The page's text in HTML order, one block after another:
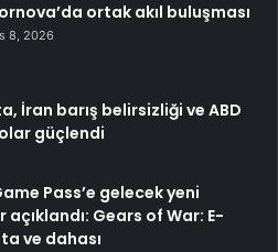
ortak akıl buluşması
8, 2026
İran barış belirsizliği ve ABD
güçlendi
Pass’e gelecek yeni
açıklandı: Gears of War: E-
ve dahası